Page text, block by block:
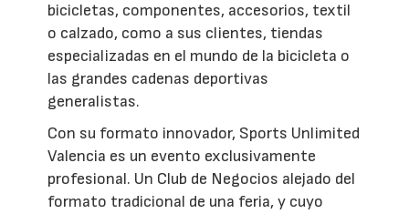
bicicletas, componentes, accesorios, textil
o calzado, como a sus clientes, tiendas
especializadas en el mundo de la bicicleta o
las grandes cadenas deportivas
generalistas.
Con su formato innovador, Sports Unlimited
Valencia es un evento exclusivamente
profesional. Un Club de Negocios alejado del
formato tradicional de una feria, y cuyo